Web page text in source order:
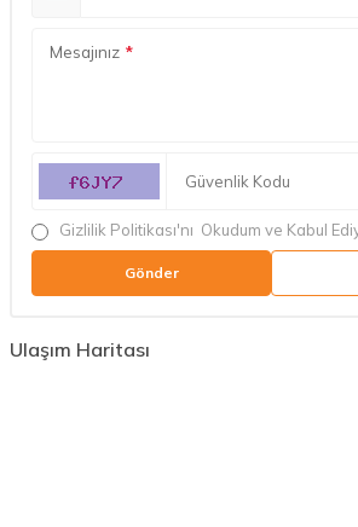
Mesajınız *
Gizlilik Politikası'nı Okudum ve Kabul
Gönder
Ulaşım Haritası